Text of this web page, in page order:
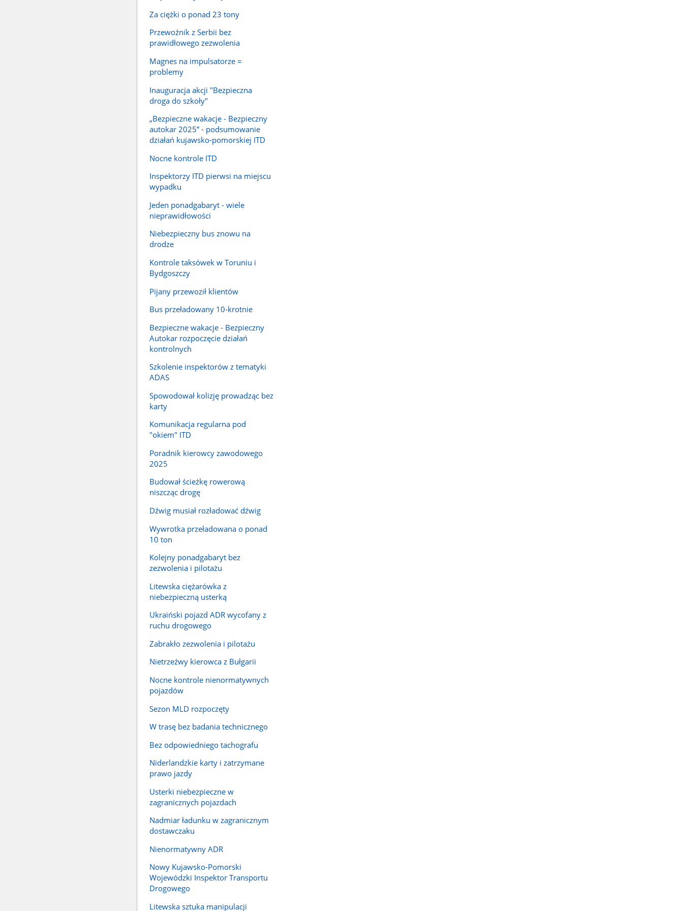
Za ciężki o ponad 23 tony
Przewoźnik z Serbii bez
prawidłowego zezwolenia
Magnes na impulsatorze =
problemy
Inauguracja akcji "Bezpieczna
droga do szkoły"
„Bezpieczne wakacje - Bezpieczny
autokar 2025” - podsumowanie
działań kujawsko-pomorskiej ITD
Nocne kontrole ITD
Inspektorzy ITD pierwsi na miejscu
wypadku
Jeden ponadgabaryt - wiele
nieprawidłowości
Niebezpieczny bus znowu na
drodze
Kontrole taksówek w Toruniu i
Bydgoszczy
Pijany przewoził klientów
Bus przeładowany 10-krotnie
Bezpieczne wakacje - Bezpieczny
Autokar rozpoczęcie działań
kontrolnych
Szkolenie inspektorów z tematyki
ADAS
Spowodował kolizję prowadząc bez
karty
Komunikacja regularna pod
"okiem" ITD
Poradnik kierowcy zawodowego
2025
Budował ścieżkę rowerową
niszcząc drogę
Dźwig musiał rozładować dźwig
Wywrotka przeładowana o ponad
10 ton
Kolejny ponadgabaryt bez
zezwolenia i pilotażu
Litewska ciężarówka z
niebezpieczną usterką
Ukraiński pojazd ADR wycofany z
ruchu drogowego
Zabrakło zezwolenia i pilotażu
Nietrzeźwy kierowca z Bułgarii
Nocne kontrole nienormatywnych
pojazdów
Sezon MLD rozpoczęty
W trasę bez badania technicznego
Bez odpowiedniego tachografu
Niderlandzkie karty i zatrzymane
prawo jazdy
Usterki niebezpieczne w
zagranicznych pojazdach
Nadmiar ładunku w zagranicznym
dostawczaku
Nienormatywny ADR
Nowy Kujawsko-Pomorski
Wojewódzki Inspektor Transportu
Drogowego
Litewska sztuka manipulacji